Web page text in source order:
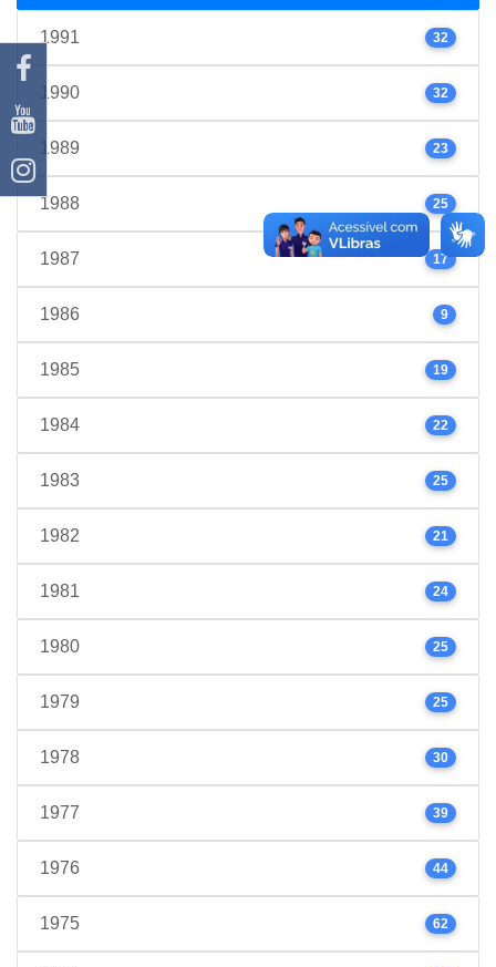
1991 32
1990 32
1989 23
1988 25
1987 17
1986 9
1985 19
1984 22
1983 25
1982 21
1981 24
1980 25
1979 25
1978 30
1977 39
1976 44
1975 62